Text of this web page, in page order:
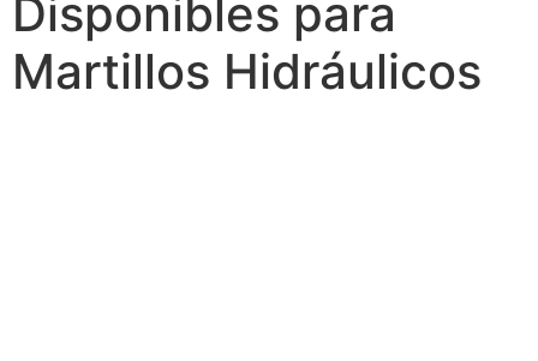
Disponibles para
Martillos Hidráulicos